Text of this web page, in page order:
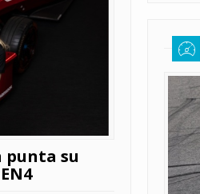
punta su